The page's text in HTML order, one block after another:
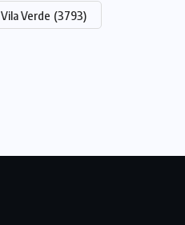
Vila Verde (3793)